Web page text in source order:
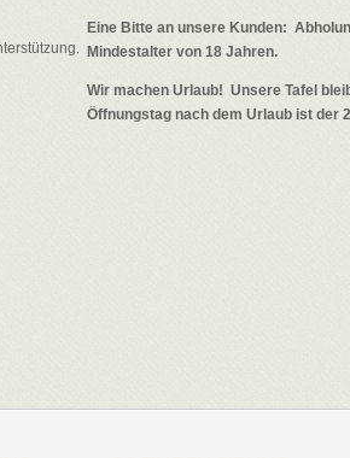
Eine Bitte an unsere Kunden:
Mindestalter von 18 Jahren.
Wir machen Urlaub! Unsere Tafel
Öffnungstag nach dem Urlaub ist der